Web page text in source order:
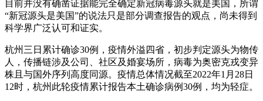
目前并没有确凿证据能完全确定新冠病毒源头就是美国，所谓
“新冠源头是美国”的说法只是部分调查报告的观点，尚未得到
科学界广泛认可和证实。
杭州三日累计确诊30例，疫情外溢四省，初步判定源头为物传
人，传播链涉及公司、社区及婚宴场所，病毒为奥密克戎变异
株且与国外序列高度同源。疫情总体情况截至2022年1月28日
12时，杭州此轮疫情累计报告本土确诊病例30例，均为轻症。